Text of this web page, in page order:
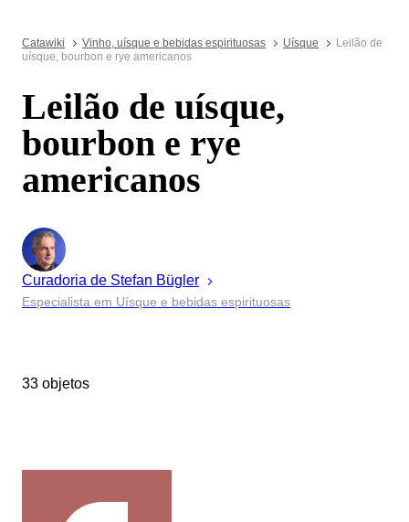
Catawiki Vinho, uísque e bebidas espirituosas Uísque
Leilão de
uísque, bourbon e rye americanos
Leilão de uísque,
bourbon e rye
americanos
Curadoria de Stefan Bügler
Especialista em Uísque e bebidas espirituosas
33 objetos